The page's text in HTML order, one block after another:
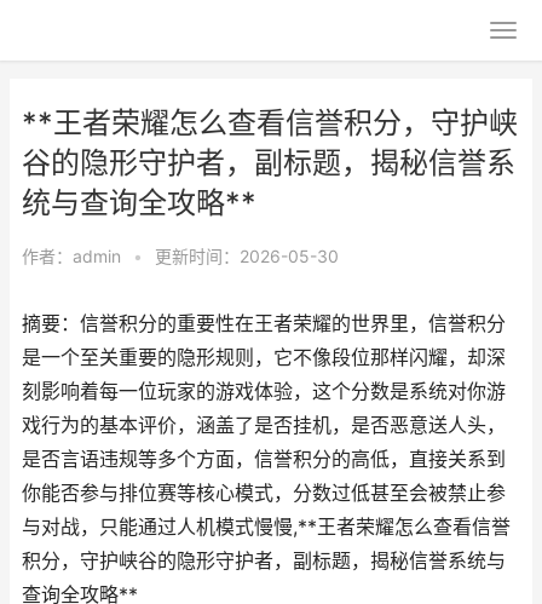
**王者荣耀怎么查看信誉积分，守护峡
谷的隐形守护者，副标题，揭秘信誉系
统与查询全攻略**
作者： admin • 更新时间：2026-05-30
摘要：信誉积分的重要性在王者荣耀的世界里，信誉积分
是一个至关重要的隐形规则，它不像段位那样闪耀，却深
刻影响着每一位玩家的游戏体验，这个分数是系统对你游
戏行为的基本评价，涵盖了是否挂机，是否恶意送人头，
是否言语违规等多个方面，信誉积分的高低，直接关系到
你能否参与排位赛等核心模式，分数过低甚至会被禁止参
与对战，只能通过人机模式慢慢,**王者荣耀怎么查看信誉
积分，守护峡谷的隐形守护者，副标题，揭秘信誉系统与
查询全攻略**